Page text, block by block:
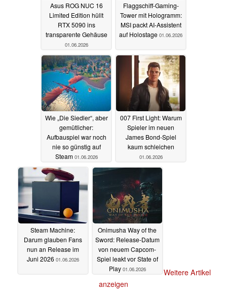
Asus ROG NUC 16
Limited Edition hüllt
RTX 5090 ins
transparente Gehäuse
01.06.2026
Flaggschiff-Gaming-
Tower mit Hologramm:
MSI packt AI-Assistent
auf Holostage 01.06.2026
Wie „Die Siedler“, aber
gemütlicher:
Aufbauspiel war noch
nie so günstig auf
Steam 01.06.2026
007 First Light: Warum
Spieler im neuen
James Bond-Spiel
kaum schleichen
01.06.2026
Steam Machine:
Darum glauben Fans
nun an Release im
Juni 2026 01.06.2026
Onimusha Way of the
Sword: Release-Datum
von neuem Capcom-
Spiel leakt vor State of
Play 01.06.2026
Weitere Artikel
anzeigen